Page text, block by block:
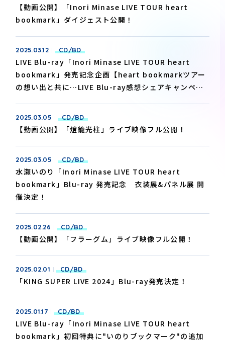
【動画公開】「Inori Minase LIVE TOUR heart
bookmark」ダイジェスト公開！
2025.03.12 CD/BD
LIVE Blu-ray「Inori Minase LIVE TOUR heart
bookmark」発売記念企画【heart bookmarkツアー
の想い出と共に…LIVE Blu-ray感想シェアキャンペー
2025.03.05 CD/BD
【動画公開】「燈籠光柱」ライブ映像フル公開！
2025.03.05 CD/BD
水瀬いのり「Inori Minase LIVE TOUR heart
bookmark」Blu-ray 発売記念 衣装展&パネル展 開
催決定！
2025.02.26 CD/BD
【動画公開】「フラーグム」ライブ映像フル公開！
2025.02.01 CD/BD
「KING SUPER LIVE 2024」Blu-ray発売決定！
2025.01.17 CD/BD
LIVE Blu-ray「Inori Minase LIVE TOUR heart
bookmark」初回特典に"いのりブックマーク"の追加